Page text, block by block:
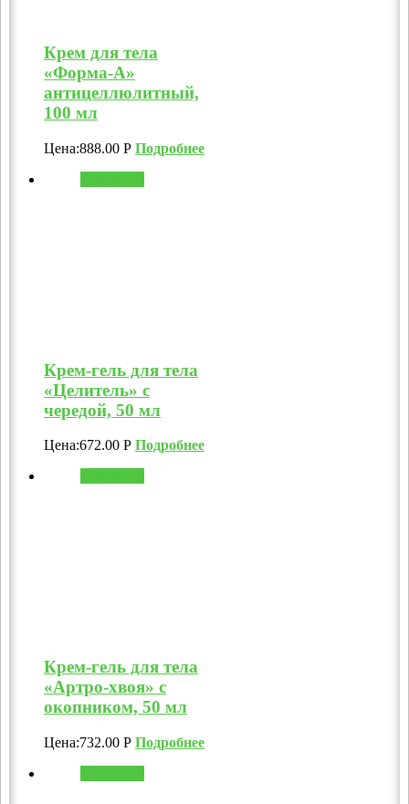
Крем для тела
«Форма-А»
антицеллюлитный,
100 мл
Цена:888.00 Р Подробнее
Крем-гель для тела
«Целитель» с
чередой, 50 мл
Цена:672.00 Р Подробнее
Крем-гель для тела
«Артро-хвоя» с
окопником, 50 мл
Цена:732.00 Р Подробнее